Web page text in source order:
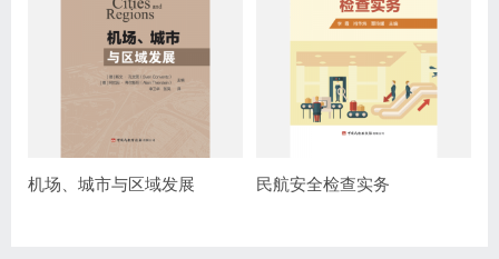
机场、城市与区域发展 民航安全检查实务